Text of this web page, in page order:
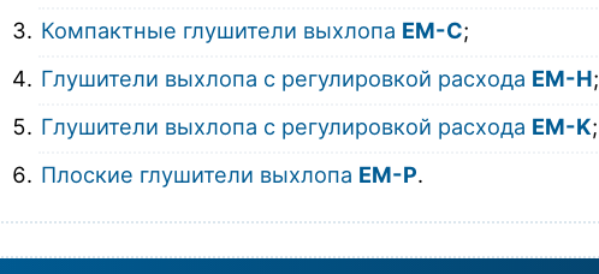
Компактные глушители выхлопа EM-C;
Глушители выхлопа с регулировкой расхода EM-H;
Глушители выхлопа с регулировкой расхода EM-K;
Плоские глушители выхлопа EM-P.